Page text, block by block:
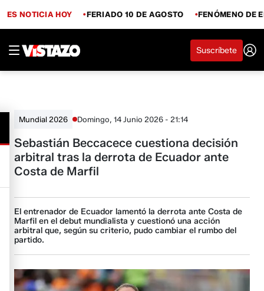
ES NOTICIA HOY FERIADO 10 DE AGOSTO FENÓMENO DE
Suscríbete
Mundial 2026 Domingo, 14 Junio 2026 - 21:14
Sebastián Beccacece cuestiona decisión
arbitral tras la derrota de Ecuador ante
Costa de Marfil
El entrenador de Ecuador lamentó la derrota ante Costa de
Marfil en el debut mundialista y cuestionó una acción
arbitral que, según su criterio, pudo cambiar el rumbo del
partido.